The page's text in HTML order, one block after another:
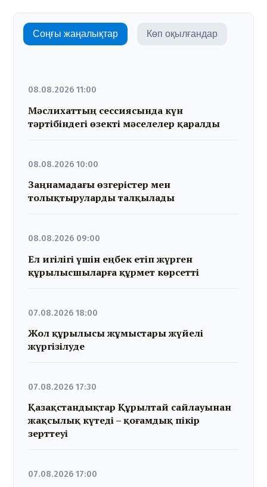
Соңғы жаңалықтар Көп оқылғандар
08.08.2026 11:00
Мәслихаттың сессиясында күн
тәртібіндегі өзекті мәселелер қаралды
08.08.2026 10:00
Заңнамадағы өзгерістер мен
толықтыруларды талқылады
08.08.2026 09:00
Ел игілігі үшін еңбек етіп жүрген
құрылысшыларға құрмет көрсетті
07.08.2026 18:00
Жол құрылысы жұмыстары жүйелі
жүргізілуде
07.08.2026 17:30
Қазақстандықтар Құрылтай сайлауынан
жақсылық күтеді – қоғамдық пікір
зерттеуі
07.08.2026 17:00